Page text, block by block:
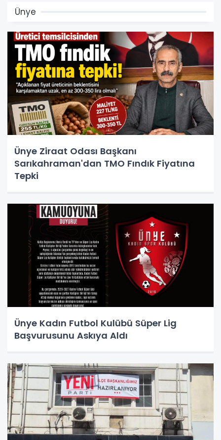
Ünye
Ünye Ziraat Odası Başkanı
Sarıkahraman'dan TMO Fındık Fiyatına
Tepki
Ünye Kadın Futbol Kulübü Süper Lig
Başvurusunu Askıya Aldı